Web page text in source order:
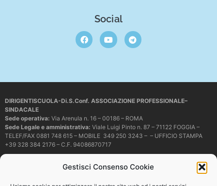
Gestisci Consenso Cookie
Social
DIRIGENTISCUOLA-Di.S.Conf. ASSOCIAZIONE PROFESSIONALE–
SINDACALE
Sede operativa: Via Arenula n. 16 – 00186 – ROMA
Sede Legale e amministrativa: Viale Luigi Pinto n. 87 – 71122 FOGGIA –
TELEF/FAX 0881 748 615 – MOBILE 349 250 3243 – – UFFICIO STAMPA
+39 328 384 2176 – C.F. 94086870717
dirigentiscuola@pec.it